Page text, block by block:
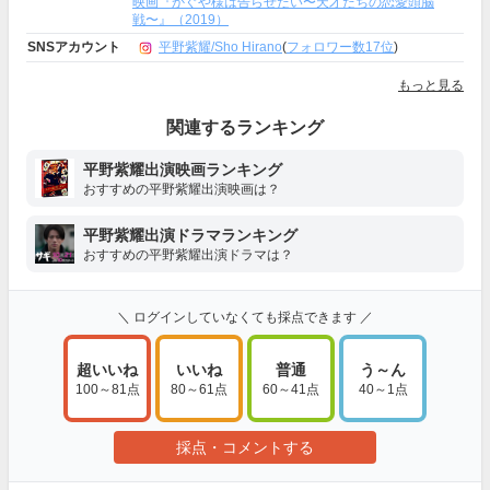
戦〜』（2019）
SNSアカウント
平野紫耀/Sho Hirano(フォロワー数17位)
もっと見る
関連するランキング
平野紫耀出演映画ランキング
おすすめの平野紫耀出演映画は？
平野紫耀出演ドラマランキング
おすすめの平野紫耀出演ドラマは？
＼ ログインしていなくても採点できます ／
超いいね
100～81点
いいね
80～61点
普通
60～41点
う～ん
40～1点
採点・コメントする